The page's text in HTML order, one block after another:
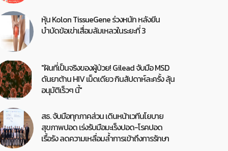
หุ้น Kolon TissueGene ร่วงหนัก หลังยีน
บำบัดข้อเข่าเสื่อมล้มเหลวในระยะที่ 3
"ฝันที่เป็นจริงของผู้ป่วย! Gilead จับมือ MSD
ดันยาต้าน HIV เม็ดเดียว กินสัปดาห์ละครั้ง ลุ้น
อนุมัติเร็วๆ นี้"
สธ. จับมือทุกภาคส่วน เดินหน้าเวทีนโยบาย
สุขภาพปอด เร่งรับมือมะเร็งปอด-โรคปอด
เรื้อรัง ลดความเหลื่อมล้ำการเข้าถึงการรักษา